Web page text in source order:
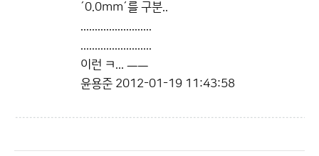
´0.0mm´를 구분..
.........................
.........................
이런 ㅋ... ㅡㅡ
윤용준 2012-01-19 11:43:58